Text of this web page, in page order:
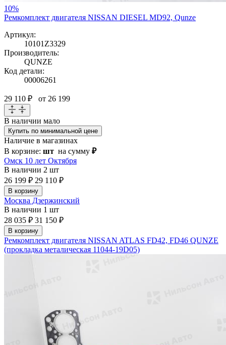
10%
Ремкомплект двигателя NISSAN DIESEL MD92, Qunze
Артикул:
10101Z3329
Производитель:
QUNZE
Код детали:
00006261
29 110 ₽ от 26 199
В наличии мало
Купить по минимальной цене
Наличие в магазинах
В корзине: шт на сумму ₽
Омск 10 лет Октября
В наличии 2 шт
26 199 ₽ 29 110 ₽
В корзину
Москва Дзержинский
В наличии 1 шт
28 035 ₽ 31 150 ₽
В корзину
Ремкомплект двигателя NISSAN ATLAS FD42, FD46 QUNZE
(прокладка металическая 11044-19D05)